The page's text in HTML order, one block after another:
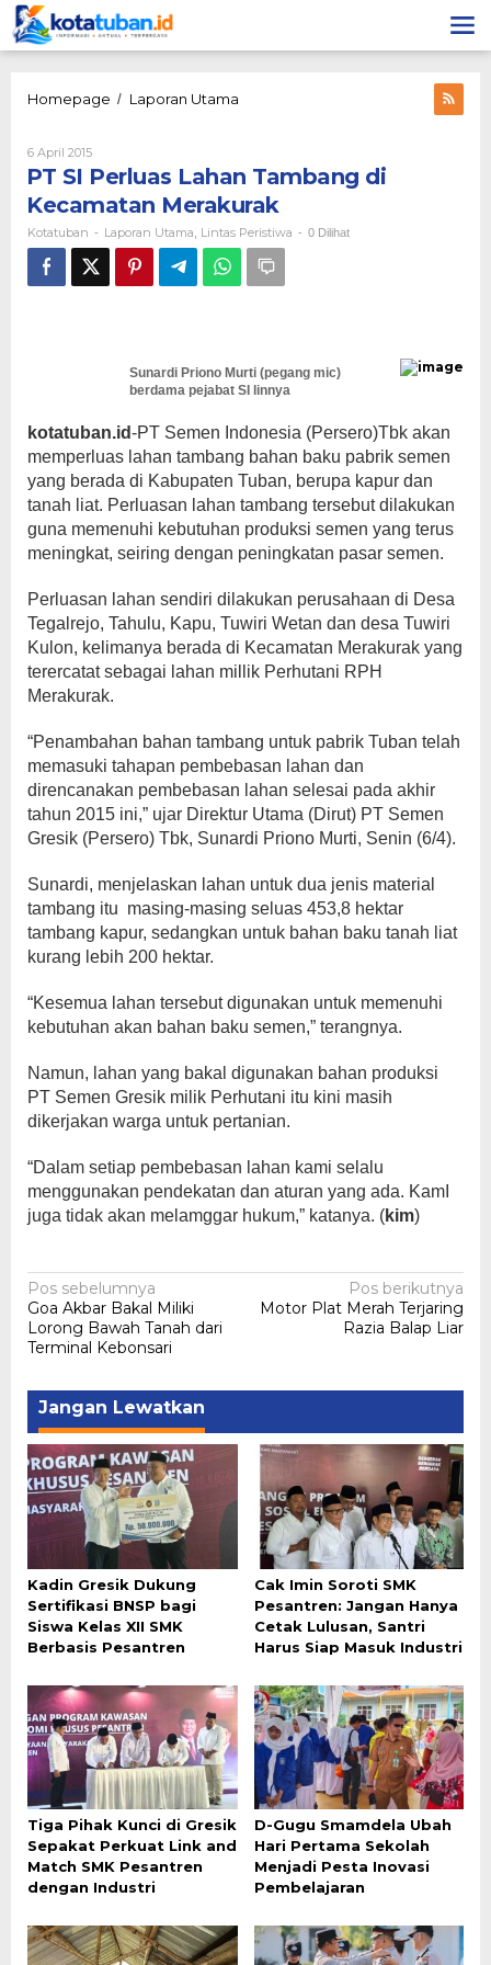
Lewati
ke
konten
Homepage / Laporan Utama
Tambang
Kecamatan
Merakurak
6 April 2015Oleh
Kotatuban
PT SI Perluas Lahan Tambang di
Kecamatan Merakurak
Kotatuban - Laporan Utama Lintas Peristiwa - 0 Dilihat
Sunardi Priono Murti (pegang mic)
berdama pejabat SI linnya
kotatuban.id-PT Semen Indonesia (Persero)Tbk akan
memperluas lahan tambang bahan baku pabrik semen
yang berada di Kabupaten Tuban, berupa kapur dan
tanah liat. Perluasan lahan tambang tersebut dilakukan
guna memenuhi kebutuhan produksi semen yang terus
meningkat, seiring dengan peningkatan pasar semen.
Perluasan lahan sendiri dilakukan perusahaan di Desa
Tegalrejo, Tahulu, Kapu, Tuwiri Wetan dan desa Tuwiri
Kulon, kelimanya berada di Kecamatan Merakurak yang
terercatat sebagai lahan millik Perhutani RPH
Merakurak.
“Penambahan bahan tambang untuk pabrik Tuban telah
memasuki tahapan pembebasan lahan dan
direncanakan pembebasan lahan selesai pada akhir
tahun 2015 ini,” ujar Direktur Utama (Dirut) PT Semen
Gresik (Persero) Tbk, Sunardi Priono Murti, Senin (6/4).
Sunardi, menjelaskan lahan untuk dua jenis material
tambang itu masing-masing seluas 453,8 hektar
tambang kapur, sedangkan untuk bahan baku tanah liat
kurang lebih 200 hektar.
“Kesemua lahan tersebut digunakan untuk memenuhi
kebutuhan akan bahan baku semen,” terangnya.
Namun, lahan yang bakal digunakan bahan produksi
PT Semen Gresik milik Perhutani itu kini masih
dikerjakan warga untuk pertanian.
“Dalam setiap pembebasan lahan kami selalu
menggunakan pendekatan dan aturan yang ada. KamI
juga tidak akan melamggar hukum,” katanya. (kim)
Navigasi
pos
Pos sebelumnya
Goa Akbar Bakal Miliki
Lorong Bawah Tanah dari
Terminal Kebonsari
Pos berikutnya
Motor Plat Merah Terjaring
Razia Balap Liar
Jangan Lewatkan
Kadin Gresik Dukung
Sertifikasi BNSP bagi
Siswa Kelas XII SMK
Berbasis Pesantren
Cak Imin Soroti SMK
Pesantren: Jangan Hanya
Cetak Lulusan, Santri
Harus Siap Masuk Industri
Tiga Pihak Kunci di Gresik
Sepakat Perkuat Link and
Match SMK Pesantren
dengan Industri
D-Gugu Smamdela Ubah
Hari Pertama Sekolah
Menjadi Pesta Inovasi
Pembelajaran